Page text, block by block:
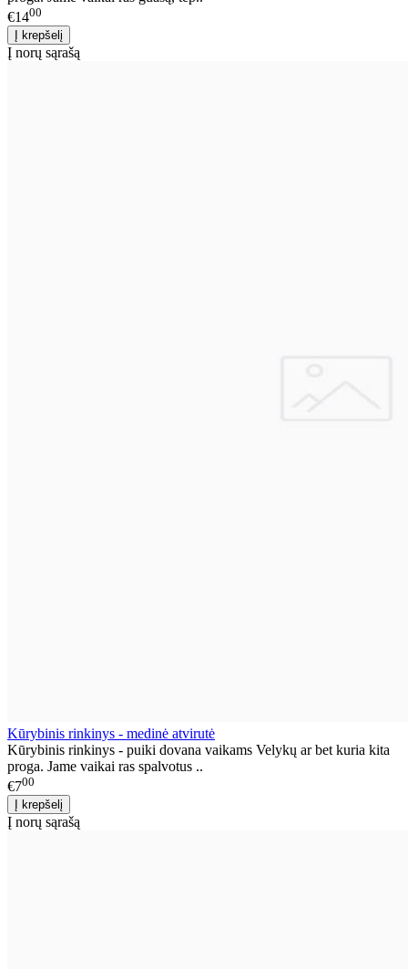
€1400
Į norų sąrašą
Kūrybinis rinkinys - medinė atvirutė
Kūrybinis rinkinys - puiki dovana vaikams Velykų ar bet kuria kita
proga. Jame vaikai ras spalvotus ..
€700
Į norų sąrašą